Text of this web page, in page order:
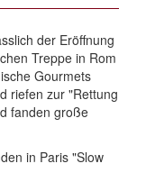
der Eröffnung
Treppe in Rom
Gourmets
riefen zur "Rettung
fanden große
in Paris "Slow